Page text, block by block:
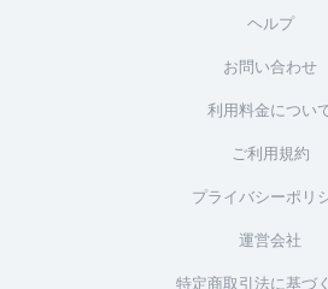
ヘルプ
お問い合わせ
利用料金につい
ご利用規約
プライバシーポリ
運営会社
特定商取引法に基づ